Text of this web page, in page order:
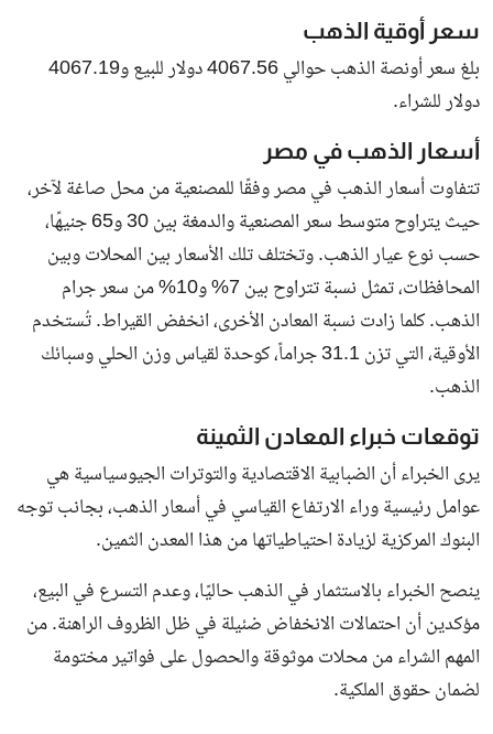
سعر أوقية الذهب
بلغ سعر أونصة الذهب حوالي 4067.56 دولار للبيع و4067.19
دولار للشراء.
أسعار الذهب في مصر
تتفاوت أسعار الذهب في مصر وفقًا للمصنعية من محل صاغة لآخر،
حيث يتراوح متوسط سعر المصنعية والدمغة بين 30 و65 جنيهًا،
حسب نوع عيار الذهب. وتختلف تلك الأسعار بين المحلات وبين
المحافظات، تمثل نسبة تتراوح بين 7% و10% من سعر جرام
الذهب. كلما زادت نسبة المعادن الأخرى، انخفض القيراط. تُستخدم
الأوقية، التي تزن 31.1 جراماً، كوحدة لقياس وزن الحلي وسبائك
الذهب.
توقعات خبراء المعادن الثمينة
يرى الخبراء أن الضبابية الاقتصادية والتوترات الجيوسياسية هي
عوامل رئيسية وراء الارتفاع القياسي في أسعار الذهب، بجانب توجه
البنوك المركزية لزيادة احتياطياتها من هذا المعدن الثمين.
ينصح الخبراء بالاستثمار في الذهب حاليًا، وعدم التسرع في البيع،
مؤكدين أن احتمالات الانخفاض ضئيلة في ظل الظروف الراهنة. من
المهم الشراء من محلات موثوقة والحصول على فواتير مختومة
لضمان حقوق الملكية.